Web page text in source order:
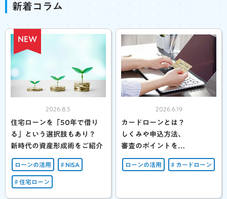
新着コラム
2026.8.5
住宅ローンを「50年で借り
る」という選択肢もあり？
新時代の資産形成術をご紹介
ローンの活用 NISA
住宅ローン
NEW
2026.6.19
カードローンとは？
しくみや申込方法、
審査のポイントを
わかりやすく解説
ローンの活用 カードローン